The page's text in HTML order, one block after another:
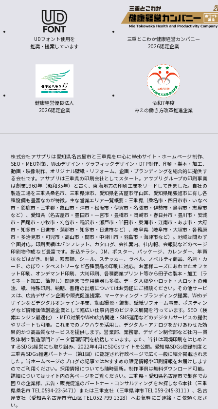
UDフォント使用を
推奨・提案しています
三重とこわか健康経営カンパニー
2026認定企業
健康経営優良法人
2026認定企業
令和7年度
みえの働き方改革推進企業
株式会社アサプリは愛知県名古屋市と三重県を中心にWebサイト・ホームページ制作、
SEO・MEO対策、Webデザイン・グラフィックデザイン・DTP制作、印刷・製本・加工、
動画・映像制作、オリジナル壁紙・リフォーム、企画・ブランディングを総合的に提供す
る会社です。アサプリは三重県の印刷会社としてスタート。アサプリグループの印刷事業
は創業1960年（昭和35年）と古く、東海地方の印刷工業をリードしてきました。自社の
製造工場を三重県桑名市、三重県津市、愛知県名古屋市守山区、愛知県尾張旭市に有し各
種設備も豊富なのが特徴。主な営業エリア一覧概要：三重県（桑名市・四日市市・いなべ
市・鈴鹿市・三重郡・亀山市・津市・松阪市・伊賀市・名張市・伊勢市・鳥羽市・志摩市
など）、愛知県（名古屋市・豊田市・一宮市・豊橋市・岡崎市・春日井市・豊川市・安城
市・西尾市・小牧市・刈谷市・稲沢市・瀬戸市・半田市・東海市・江南市・あま市・大府
市・知多市・日進市・蒲郡市・知多市・日進市など）、岐阜県（岐阜市・大垣市・各務原
市・多治見市・可児市・高山市・関市・中津川市・羽島市・海津市など）。地域は問わず
全国対応。印刷実績はパンフレット、カタログ、会社案内、社内報、会報誌などのページ
印刷物作成など豊富です。折込チラシ、DM、ポスター、パッケージ、カレンダー、年賀
状などはがき、封筒、帳票類、シール、ステッカー、ラベル、ノベルティ商品、名刺・カ
ード、のぼり・タペストリーなど各種製品の印刷に対応。お客様ニーズにあわせたオフセ
ット印刷、オンデマンド印刷、大判印刷、各種商業プリント等から冊子の製本・加工（ラ
ミネート加工、箔押し）関連まで専用機器も多種。データ入稿や小ロット・大ロットの発
注、紙、特殊印刷、納期、書籍の出版についてはお気軽にご相談ください。その他サービ
スは、広告デザイン企画や販売促進提案、マーケティング・ブランディング提案、Webデ
ザインなどデジタルオンライン事業、動画撮影・編集、壁紙リフォーム事業、ポスティン
グなど情報価値創造企業として幅広い仕事内容のビジネス展開を行っています。SEO（検
索エンジン最適化）・MEO対策やWeb広告関連・SNS運用などのデジタルサービスの提供
やサポートも可能。これまでのノウハウを活用し、デジタル・アナログをかけあわせた効
果的かつ高品質なサービスを提供します。営業部、業務部、デザイン制作部など社内一貫
型体制で製造部門とデータ管理部門を統括しています。また、当社は環境印刷をはじめと
するSDGs経営にも取り組み、2022年4月にSDGsサイトを公開。愛知県SDGs登録制度と
三重県SDGs推進パートナー（第1回）に認定され行政ページで広く一般に紹介掲載されま
した。当ホームページのブログの記事ではおすすめの販促情報や印刷情報をお届けします
のでご利用ください。採用情報についても随時更新。制作事例は無料ダウンロード可能。
詳細についてはサイト内の各ページをご覧ください。三重県・愛知県名古屋市で集客でお
困りの企業様、広告・販売促進のパートナー・コンサルティングをお探しなら本社（三重
県桑名市 TEL.0594-23-5471）または三重支社（三重県津市 TEL.059-245-3111）、名古
屋支社（愛知県名古屋市守山区 TEL.052-799-1328）へお気軽にご連絡・ご依頼くださ
い。